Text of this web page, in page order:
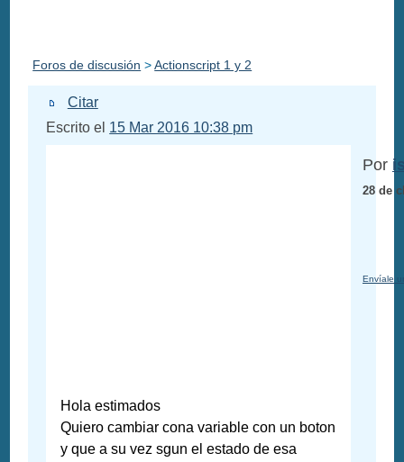
Foros de discusión >Actionscript 1 y 2
Citar
Escrito el 15 Mar 2016 10:38 pm
Hola estimados
Quiero cambiar cona variable con un boton
y que a su vez sgun el estado de esa
Por
28 de
Envíale